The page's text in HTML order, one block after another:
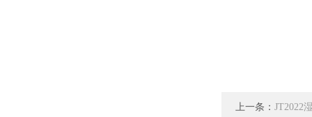
上一条： JT2022